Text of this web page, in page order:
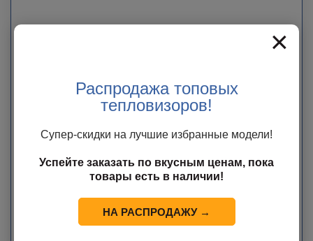
IRtech RS535-640L
Бесплатная доставка
Тепловизионный прицел RS535-640L c объективом 35мм и
разрешением 640х512
руб.
×
Распродажа топовых
тепловизоров!
Супер-скидки на лучшие избранные модели!
Успейте заказать по вкусным ценам, пока
товары есть в наличии!
НА РАСПРОДАЖУ →